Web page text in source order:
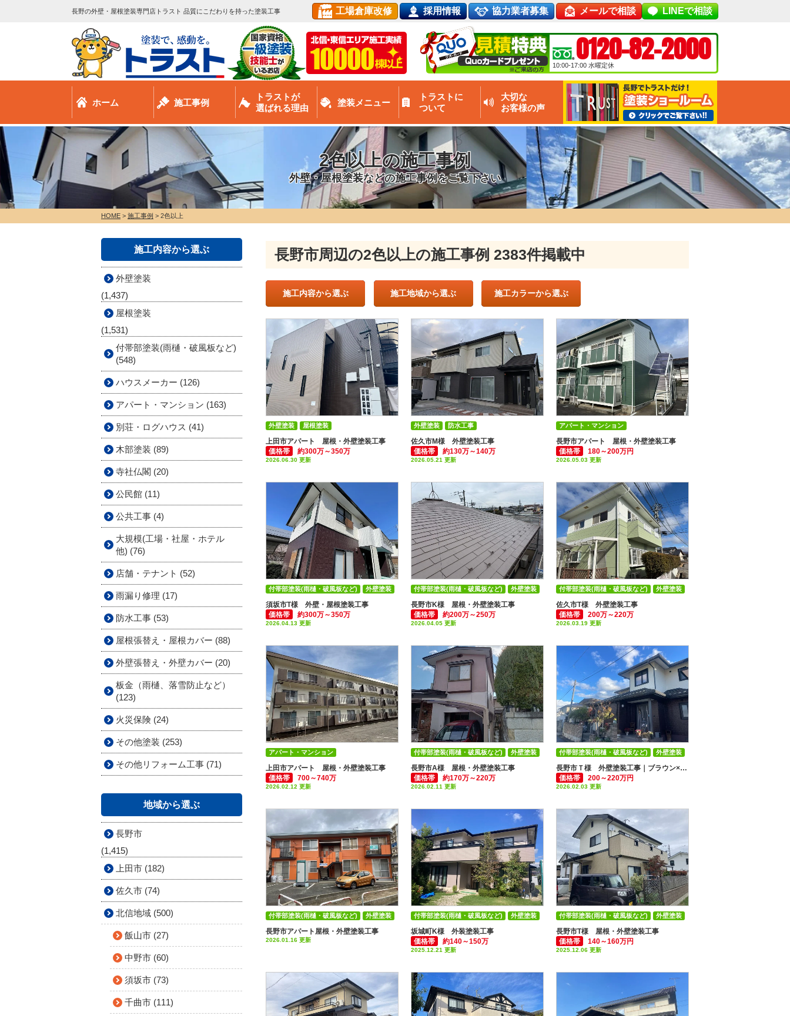
長野の外壁・屋根塗装専門店トラスト 品質にこだわりを持った塗装工事 工場倉庫改修 採用情報 協力業者募集 メールで相談 LINEで相談
0120-82-2000
10:00-17:00 水曜定休
ホーム 施工事例
トラストが
選ばれる理由
塗装メニュー
トラストに
ついて
大切な
お客様の声
2色以上の施工事例
外壁・屋根塗装などの施工事例をご覧下さい
HOME > 施工事例 > 2色以上
長野市周辺の2色以上の施工事例 2383件掲載中
施工内容から選ぶ 施工地域から選ぶ 施工カラーから選ぶ
上田市アパート 屋根・外壁塗装工事
価格帯
約300万～350万
2026.06.30 更新
外壁塗装
屋根塗装
付帯部塗装(雨樋・破風板など)
アパート・マンション
その他塗装
佐久市М様 外壁塗装工事
価格帯
約130万～140万
2026.05.21 更新
外壁塗装 防水工事
長野市アパート 屋根・外壁塗装工事
価格帯
180～200万円
2026.05.03 更新
アパート・マンション
付帯部塗装(雨樋・破風板など)
外壁塗装
屋根塗装
須坂市T様 外壁・屋根塗装工事
価格帯
約300万～350万
2026.04.13 更新
付帯部塗装(雨樋・破風板など)
外壁塗装
屋根塗装
長野市K様 屋根・外壁塗装工事
価格帯
約200万～250万
2026.04.05 更新
付帯部塗装(雨樋・破風板など)
外壁塗装
屋根塗装
佐久市T様 外壁塗装工事
価格帯
200万～220万
2026.03.19 更新
付帯部塗装(雨樋・破風板など)
外壁塗装
屋根塗装
上田市アパート 屋根・外壁塗装工事
価格帯
700～740万
2026.02.12 更新
アパート・マンション
付帯部塗装(雨樋・破風板など)
外壁塗装
屋根塗装
長野市A様 屋根・外壁塗装工事
価格帯
約170万～220万
2026.02.11 更新
付帯部塗装(雨樋・破風板など)
外壁塗装
屋根塗装
長野市Ｔ様 外壁塗装工事｜ブラウン×ホワイトのツートンカラー
価格帯
200～220万円
2026.02.03 更新
付帯部塗装(雨樋・破風板など) 外壁塗装
長野市アパート屋根・外壁塗装工事
2026.01.16 更新
付帯部塗装(雨樋・破風板など)
外壁塗装
屋根塗装
坂城町K様 外装塗装工事
価格帯
約140～150万
2025.12.21 更新
付帯部塗装(雨樋・破風板など) 外壁塗装
長野市T様 屋根・外壁塗装工事
価格帯
140～160万円
2025.12.06 更新
付帯部塗装(雨樋・破風板など)
外壁塗装
屋根塗装
施工内容から選ぶ
外壁塗装
(1,437)
屋根塗装
(1,531)
付帯部塗装(雨樋・破風板など)
(548)
ハウスメーカー (126)
アパート・マンション (163)
別荘・ログハウス (41)
木部塗装 (89)
寺社仏閣 (20)
公民館 (11)
公共工事 (4)
大規模(工場・社屋・ホテル
他) (76)
店舗・テナント (52)
雨漏り修理 (17)
防水工事 (53)
屋根張替え・屋根カバー (88)
外壁張替え・外壁カバー (20)
板金（雨樋、落雪防止など）
(123)
火災保険 (24)
その他塗装 (253)
その他リフォーム工事 (71)
地域から選ぶ
長野市
(1,415)
上田市 (182)
佐久市 (74)
北信地域 (500)
飯山市 (27)
中野市 (60)
須坂市 (73)
千曲市 (111)